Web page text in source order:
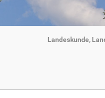
Landeskunde,